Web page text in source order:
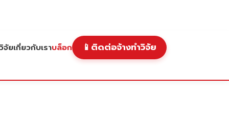
จัยเกี่ยวกับเราบล็อก 📱 ติดต่อจ้างทำวิจัย